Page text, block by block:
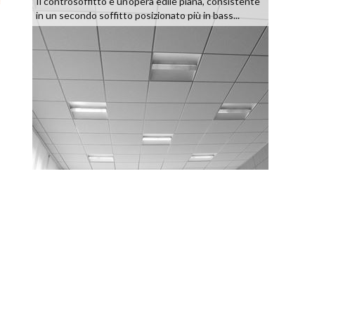
in un secondo soffitto posizionato più in bass...